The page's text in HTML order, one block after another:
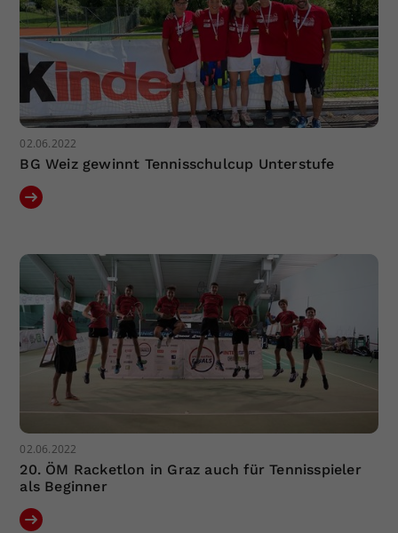
02.06.2022
BG Weiz gewinnt Tennisschulcup Unterstufe
02.06.2022
20. ÖM Racketlon in Graz auch für Tennisspieler
als Beginner